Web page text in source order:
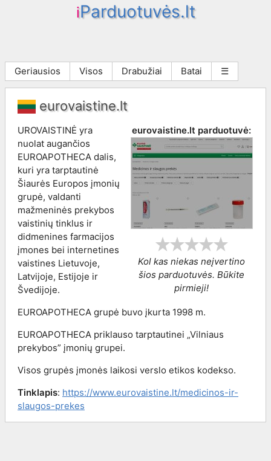
iParduotuvės.lt
Geriausios Visos Drabužiai Batai ☰
eurovaistine.lt
eurovaistine.lt parduotuvė:
Kol kas niekas neįvertino
šios parduotuvės. Būkite
pirmieji!
UROVAISTINĖ yra
nuolat augančios
EUROAPOTHECA dalis,
kuri yra tarptautinė
Šiaurės Europos įmonių
grupė, valdanti
mažmeninės prekybos
vaistinių tinklus ir
didmenines farmacijos
įmones bei internetines
vaistines Lietuvoje,
Latvijoje, Estijoje ir
Švedijoje.
EUROAPOTHECA grupė buvo įkurta 1998 m.
EUROAPOTHECA priklauso tarptautinei „Vilniaus
prekybos” įmonių grupei.
Visos grupės įmonės laikosi verslo etikos kodekso.
Tinklapis: https://www.eurovaistine.lt/medicinos-ir-
slaugos-prekes